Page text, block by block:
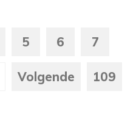
5 6 7
Volgende 109